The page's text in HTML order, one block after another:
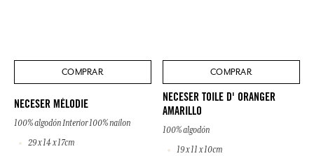
COMPRAR
NECESER MÉLODIE
100% algodón Interior 100% nailon
29 x 14 x 17cm
COMPRAR
NECESER TOILE D' ORANGER
AMARILLO
100% algodón
19 x 11 x 10cm